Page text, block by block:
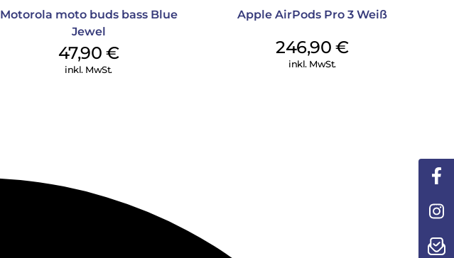
Motorola moto buds bass Blue
Jewel
47,90 €
inkl. MwSt.
Apple AirPods Pro 3 Weiß
246,90€
inkl. MwSt.